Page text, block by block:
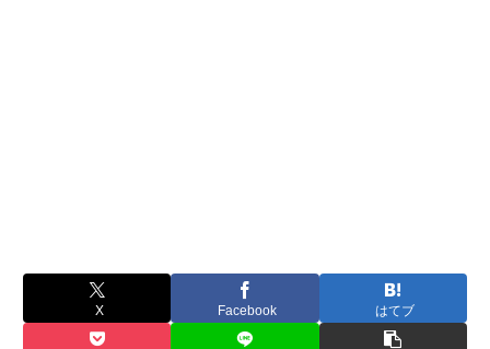
X Facebook はてブ